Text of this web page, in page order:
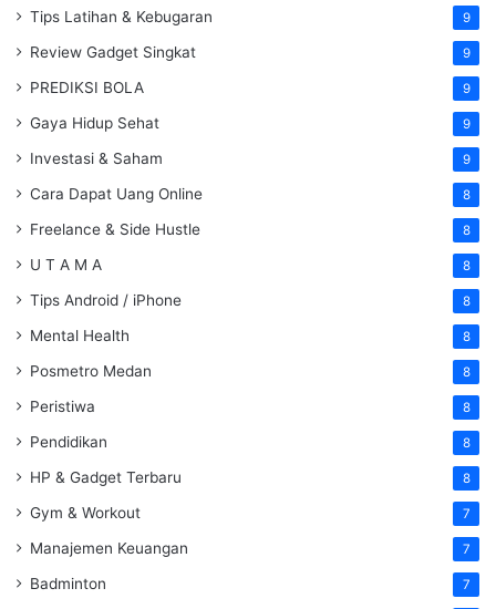
Tips Latihan & Kebugaran 9
Review Gadget Singkat 9
PREDIKSI BOLA 9
Gaya Hidup Sehat 9
Investasi & Saham 9
Cara Dapat Uang Online 8
Freelance & Side Hustle 8
U T A M A 8
Tips Android / iPhone 8
Mental Health 8
Posmetro Medan 8
Peristiwa 8
Pendidikan 8
HP & Gadget Terbaru 8
Gym & Workout 7
Manajemen Keuangan 7
Badminton 7